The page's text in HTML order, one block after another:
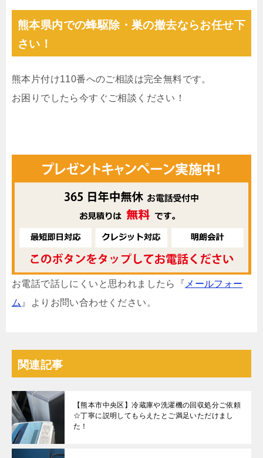
熊本県内での蜂駆除・巣の撤去ならお任せ下
さい！
熊本片付け110番へのご相談は完全無料です。
お困りでしたら今すぐご相談ください！
お電話で話しにくいと思われましたら『 メールフォー
ム 』よりお問い合わせください。
関連記事
【熊本市中央区】冷蔵庫や洗濯機の回収処分ご依頼
☆丁寧に説明してもらえたとご満足いただけまし
た！